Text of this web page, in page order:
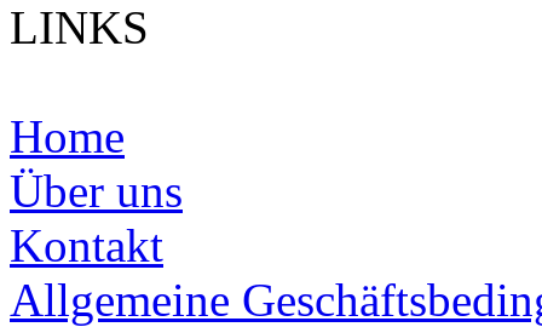
LINKS
Home
Über uns
Kontakt
Allgemeine